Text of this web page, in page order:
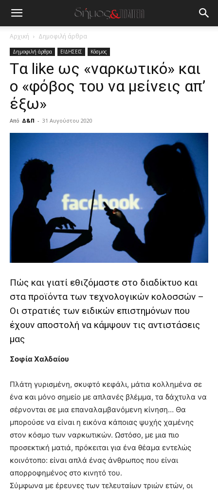
Αρχική Δημοφιλή άρθρα
Δημοφιλή άρθρα ΕΙΔΗΣΕΙΣ Κόσμος
Tα like ως «ναρκωτικό» και
ο «φόβος του να μείνεις απ’
έξω»
Από Δ&Π - 31 Αυγούστου 2020
cam
show.
xxx
brandi
lyons
teaches
pain.
hd
porn
Πώς και γιατί εθιζόμαστε στο διαδίκτυο και
στα προϊόντα των τεχνολογικών κολοσσών –
Οι στρατιές των ειδικών επιστημόνων που
έχουν αποστολή να κάμψουν τις αντιστάσεις
μας
Σοφία Χαλδαίου
Πλάτη γυρισμένη, σκυφτό κεφάλι, μάτια κολλημένα σε
ένα και μόνο σημείο με απλανές βλέμμα, τα δάχτυλα να
σέρνονται σε μια επαναλαμβανόμενη κίνηση… Θα
μπορούσε να είναι η εικόνα κάποιας ψυχής χαμένης
στον κόσμο των ναρκωτικών. Ωστόσο, με μια πιο
προσεκτική ματιά, πρόκειται για ένα θέαμα εντελώς
κοινότοπο: είναι απλά ένας άνθρωπος που είναι
απορροφημένος στο κινητό του.
Σύμφωνα με έρευνες των τελευταίων τριών ετών, οι